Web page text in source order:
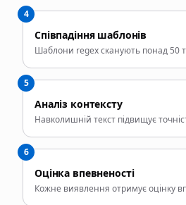
4
Співпадіння шаблонів
Шаблони regex сканують понад 50
5
Аналіз контексту
Навколишній текст підвищує
6
Оцінка впевненості
Кожне виявлення отримує оцінку